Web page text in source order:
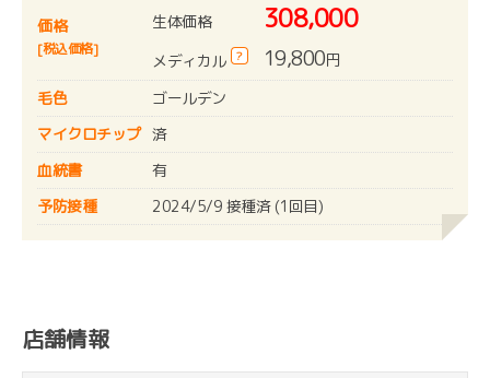
価格
[税込価格]
生体価格 308,000
メディカル ? 19,800円
毛色
ゴールデン
マイクロチップ 済
血統書
有
予防接種
2024/5/9 接種済 (1回目)
店舗情報